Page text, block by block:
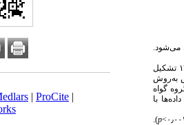
| ProCite |
می‌شود.
روش این مطالعه، نیمه‌آزمایشی با طرح پیش‌آزمون و پس‌آزمون همراه با گروه گواه بود. جامعهٔ پژوهش را کارکنان مرد زندان‌های استان کهگیلویه و بویراحمد در سال ۱۳۹۷ تشکیل
به‌روش
گواه
با
p
).